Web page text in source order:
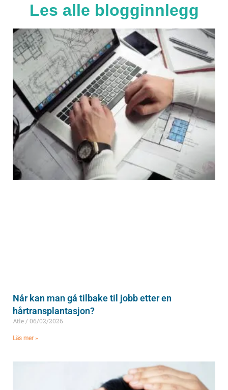
Les alle blogginnlegg
Når kan man gå tilbake til jobb etter en
hårtransplantasjon?
Atle 06/02/2026
Läs mer »